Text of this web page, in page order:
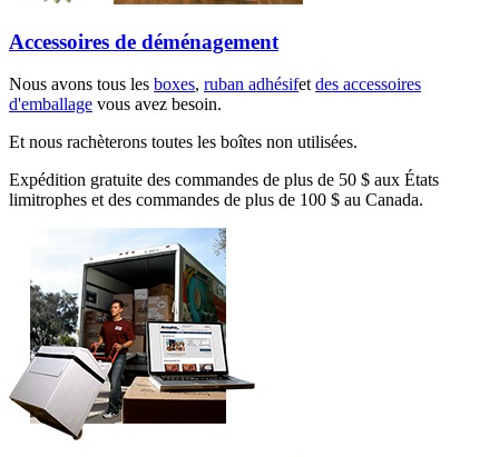
Accessoires de déménagement
Nous avons tous les boxes, ruban adhésifet des accessoires
d'emballage vous avez besoin.
Et nous rachèterons toutes les boîtes non utilisées.
Expédition gratuite des commandes de plus de 50 $ aux États
limitrophes et des commandes de plus de 100 $ au Canada.